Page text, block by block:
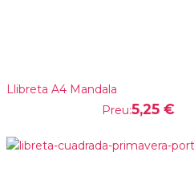
Llibreta A4 Mandala
Preu:5,25 €